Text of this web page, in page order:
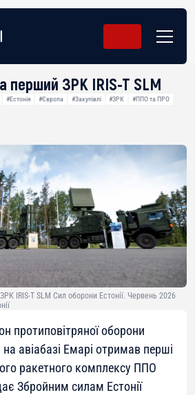
перший ЗРК IRIS-T SLM
#Естонія #Європа #Закупівлі #ЗРК
#ППО та ПРО
IRIS-T SLM Сил оборони Естонії. Червень 2026
протиповітряної оборони
авіабазі Емарі отримав перші
ракетного комплексу ППО
Збройним силам Естонії